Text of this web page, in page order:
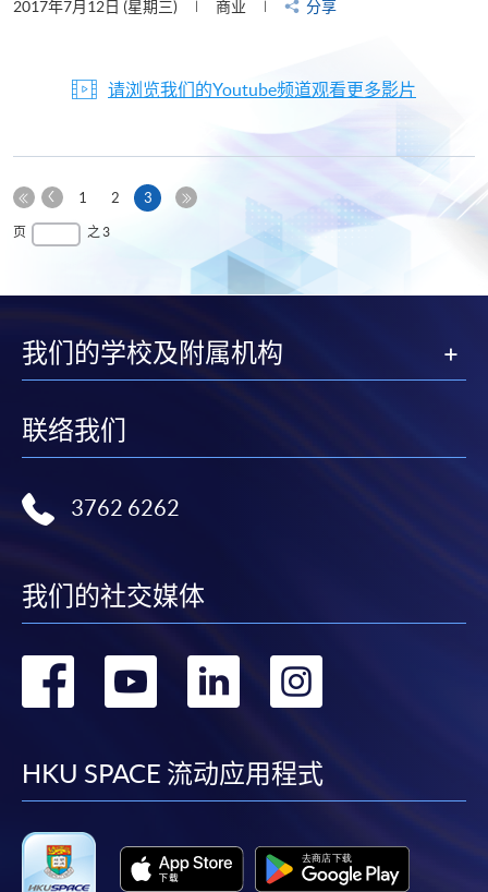
2017年7月12日 (星期三) 商业 分享
请浏览我们的Youtube频道观看更多影片
第
一
上
1 2 3本
一
页 之 3
我们的学校及附属机构
联络我们
3762 6262
我们的社交媒体
转
facebook
转
youtube
转
linkedin
转
HKU SPACE 流动应用程式